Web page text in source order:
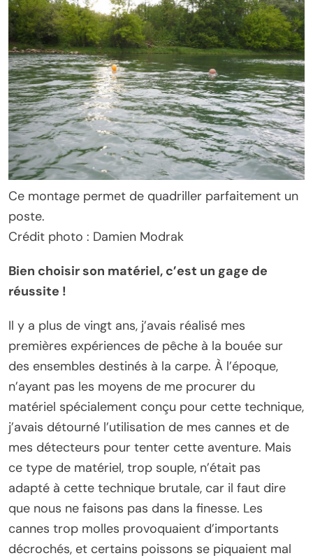
Ce montage permet de quadriller parfaitement un
poste.
Crédit photo : Damien Modrak
Bien choisir son matériel, c’est un gage de
réussite !
Il y a plus de vingt ans, j’avais réalisé mes
premières expériences de pêche à la bouée sur
des ensembles destinés à la carpe. À l’époque,
n’ayant pas les moyens de me procurer du
matériel spécialement conçu pour cette technique,
j’avais détourné l’utilisation de mes cannes et de
mes détecteurs pour tenter cette aventure. Mais
ce type de matériel, trop souple, n’était pas
adapté à cette technique brutale, car il faut dire
que nous ne faisons pas dans la finesse. Les
cannes trop molles provoquaient d’importants
décrochés, et certains poissons se piquaient mal